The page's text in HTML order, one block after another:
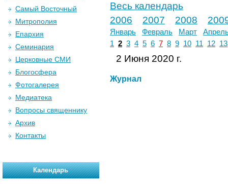
Весь календарь
2006
2007 2008
Январь Февраль Март
1 2 3 4 5 6 7 8 9 10 11 12 13
2 Июня 2020 г.
Журнал
Самый Восточный
Митрополия
Епархия
Семинария
Церковные СМИ
Блогосфера
Фотогалерея
Медиатека
Вопросы священнику
Архив
Контакты
Календарь